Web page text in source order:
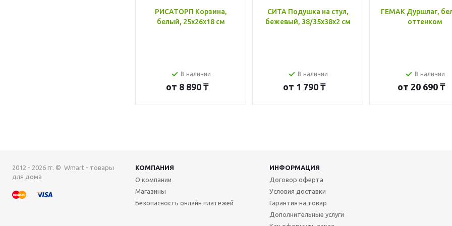
РИСАТОРП Корзина,
белый, 25x26x18 см
В наличии
от 8 890 ₸
СИТА Подушка на стул,
бежевый, 38/35x38x2 см
В наличии
от 1 790 ₸
ГЕМАК Дуршлаг,
оттенком
В наличии
от 20 690 ₸
2012 - 2026 гг. © Wmart - товары
для дома
КОМПАНИЯ
ИНФОРМАЦИЯ
О компании
Магазины
Безопасность онлайн платежей
Договор оферта
Условия доставки
Гарантия на товар
Дополнительные услуги